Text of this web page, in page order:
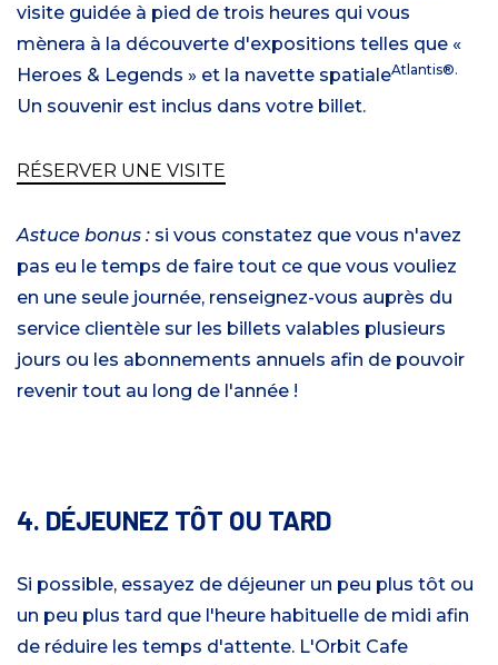
visite guidée à pied de trois heures qui vous
mènera à la découverte d'expositions telles que «
Heroes & Legends » et la navette spatialeAtlantis®.
Un souvenir est inclus dans votre billet.
RÉSERVER UNE VISITE
Astuce bonus : si vous constatez que vous n'avez
pas eu le temps de faire tout ce que vous vouliez
en une seule journée, renseignez-vous auprès du
service clientèle sur les billets valables plusieurs
jours ou les abonnements annuels afin de pouvoir
revenir tout au long de l'année !
4. DÉJEUNEZ TÔT OU TARD
Si possible, essayez de déjeuner un peu plus tôt ou
un peu plus tard que l'heure habituelle de midi afin
de réduire les temps d'attente. L'Orbit Cafe